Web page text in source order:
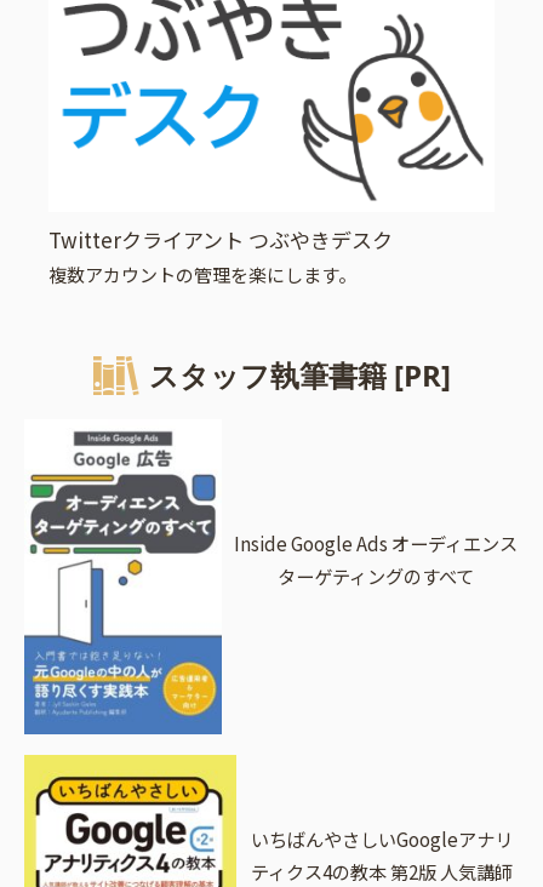
Twitterクライアント つぶやきデスク
複数アカウントの管理を楽にします。
スタッフ執筆書籍 [PR]
Inside Google Ads オーディエンス
ターゲティングのすべて
いちばんやさしいGoogleアナリ
ティクス4の教本 第2版 人気講師